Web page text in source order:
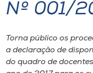
Cultura
Nº 001/
Torna público os
a declaração de
do quadro de